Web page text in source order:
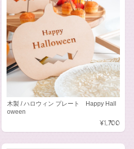
木製 / ハロウィン プレート Happy Hall
oween
¥1,700